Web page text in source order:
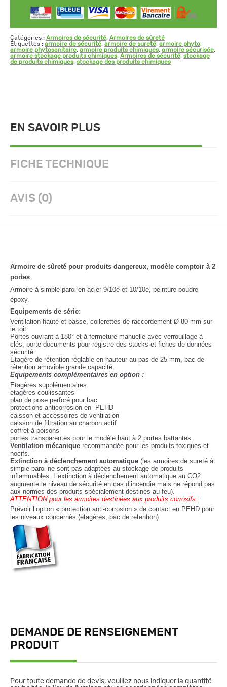
Catégories : Armoires de sécurité Armoires de sûreté
Étiquettes : armoire de sécurité armoire de sureté armoire phyto
armoire phytosanitaire armoire produits chimiques armoire sécurisée
armoire stockage produits chimiques Armoires de sécurité stockage
de produits chimiques stockage des produits chimiques
EN SAVOIR PLUS
FICHE TECHNIQUE
AVIS (0)
Armoire de sûreté pour produits dangereux, modèle comptoir à 2
portes
Armoire à simple paroi en acier 9/10e et 10/10e, peinture poudre
époxy.
Equipements de série:
Ventilation haute et basse, collerettes de raccordement Ø 80 mm sur
le toit.
Portes ouvrant à 180° et à fermeture manuelle avec verrouillage à
clés, porte documents pour registre des stocks et fiches de données
sécurité.
Étagère de rétention réglable en hauteur au pas de 25 mm, bac de
rétention amovible grande capacité.
Equipements complémentaires en option :
Etagères supplémentaires
étagères coulissantes
plan de pose perforé pour bac
protections anticorrosion en PEHD
caisson et accessoires de ventilation
caisson de filtration au charbon actif
coffret à poisons
portes transparentes pour le modèle haut à 2 portes battantes.
Ventilation mécanique recommandée pour les produits toxiques et
nocifs.
Extinction à déclenchement automatique (les armoires de sureté à
simple paroi ne sont pas adaptées au stockage de produits
inflammables. L’extinction à déclenchement automatique au CO2
augmente le niveau de sécurité en cas d’incendie mais ne répond pas
aux normes des produits spécialement destinés au feu).
ATTENTION pour les armoires destinées aux produits corrosifs :
Prévoir l’option « protection anti-corrosion » de contact en PEHD pour
les niveaux concernés (étagères, bac de rétention)
DEMANDE DE RENSEIGNEMENT
PRODUIT
Pour toute demande de devis, veuillez nous indiquer la quantité